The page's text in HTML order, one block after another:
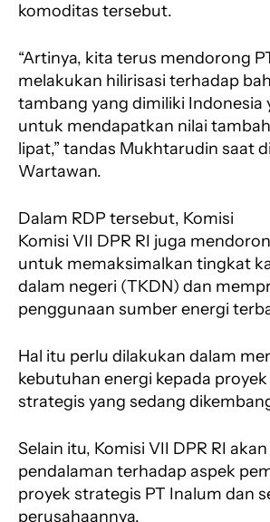
komoditas tersebut.
“Artinya, kita terus mendorong
melakukan hilirisasi terhadap
tambang yang dimiliki Indonesia
untuk mendapatkan nilai
lipat,” tandas Mukhtarudin saat
Wartawan.
Dalam RDP tersebut, Komisi
Komisi VII DPR RI juga
untuk memaksimalkan tingkat
dalam negeri (TKDN) dan
penggunaan sumber energi
Hal itu perlu dilakukan dalam
kebutuhan energi kepada
strategis yang sedang
Selain itu, Komisi VII DPR RI
pendalaman terhadap aspek
proyek strategis PT Inalum dan
perusahaannya.